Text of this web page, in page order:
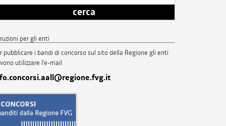
cerca
per gli enti
pubblicare i bandi di concorso sul sito della Regione gli enti
utilizzare l'e-mail